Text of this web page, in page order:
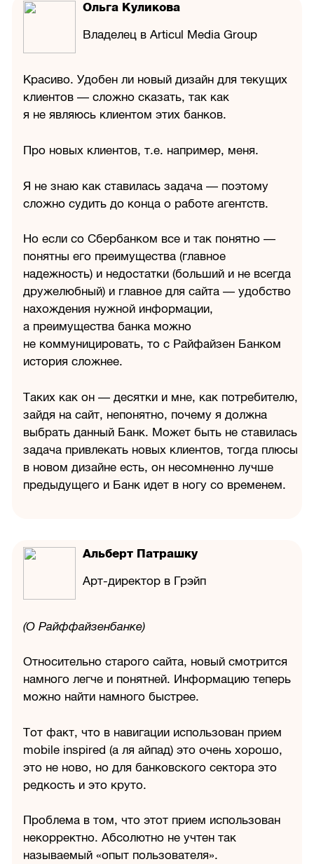
Ольга Куликова
Владелец в Articul Media Group
Красиво. Удобен ли новый дизайн для текущих
клиентов — сложно сказать, так как
я не являюсь клиентом этих банков.
Про новых клиентов, т.е. например, меня.
Я не знаю как ставилась задача — поэтому
сложно судить до конца о работе агентств.
Но если со Сбербанком все и так понятно —
понятны его преимущества (главное
надежность) и недостатки (больший и не всегда
дружелюбный) и главное для сайта — удобство
нахождения нужной информации,
а преимущества банка можно
не коммуницировать, то с Райфайзен Банком
история сложнее.
Таких как он — десятки и мне, как потребителю,
зайдя на сайт, непонятно, почему я должна
выбрать данный Банк. Может быть не ставилась
задача привлекать новых клиентов, тогда плюсы
в новом дизайне есть, он несомненно лучше
предыдущего и Банк идет в ногу со временем.
Альберт Патрашку
Арт-директор в Грэйп
(О Райффайзенбанке)
Относительно старого сайта, новый смотрится
намного легче и понятней. Информацию теперь
можно найти намного быстрее.
Тот факт, что в навигации использован прием
mobile inspired (а ля айпад) это очень хорошо,
это не ново, но для банковского сектора это
редкость и это круто.
Проблема в том, что этот прием использован
некорректно. Абсолютно не учтен так
называемый «опыт пользователя».